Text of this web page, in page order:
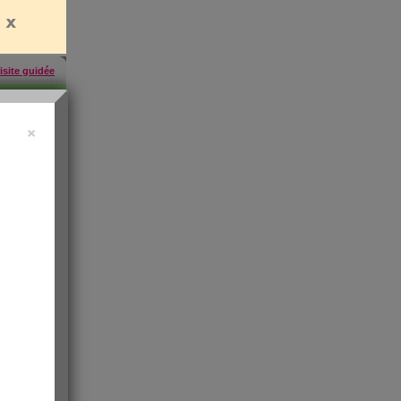
guidée
inscrites
infos
×